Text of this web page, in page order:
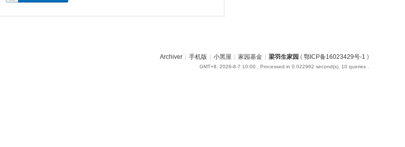
Archiver 手机版 小黑屋 家园基金 梁羽生家园 ( 鄂ICP备16023429号-1 )
GMT+8, 2026-8-7 10:00 , Processed in 0.022962 second(s), 10 queries .